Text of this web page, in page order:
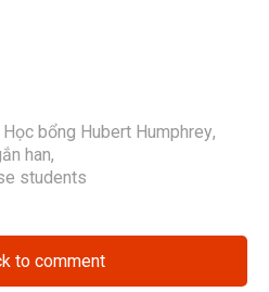
Học bổng Hubert Humphrey,
han,
students
to comment